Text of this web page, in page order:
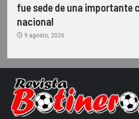
fue sede de una importante
nacional
9 agosto, 2026